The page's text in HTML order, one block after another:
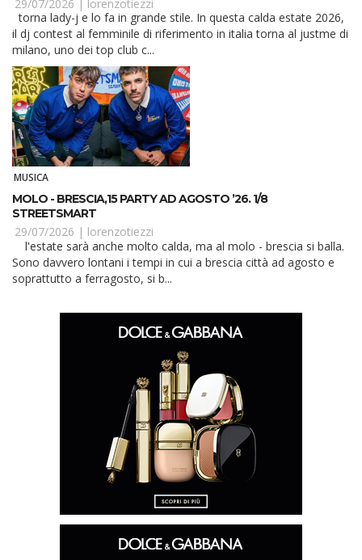
29/07/2026 |
lorenzotiezzi
torna lady-j e lo fa in grande stile. In questa calda estate 2026,
il dj contest al femminile di riferimento in italia torna al justme di
milano, uno dei top club c...
MUSICA
MOLO - BRESCIA,15 PARTY AD AGOSTO ’26. 1/8
STREETSMART
29/07/2026 | lorenzotiezzi
Sono davvero lontani i tempi in cui a brescia città ad agosto e
soprattutto a ferragosto, si b...